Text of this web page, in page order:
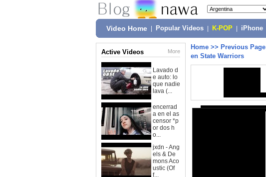
Video Home Popular Videos K-POP iPhone
Active Videos More
Lavado d
e auto: lo
que nadie
lava (...
encerrad
a en el as
censor *p
or dos h
o...
jxdn - Ang
els & De
mons Aco
ustic (Of
f...
Home >> Previous Page
en State Warriors